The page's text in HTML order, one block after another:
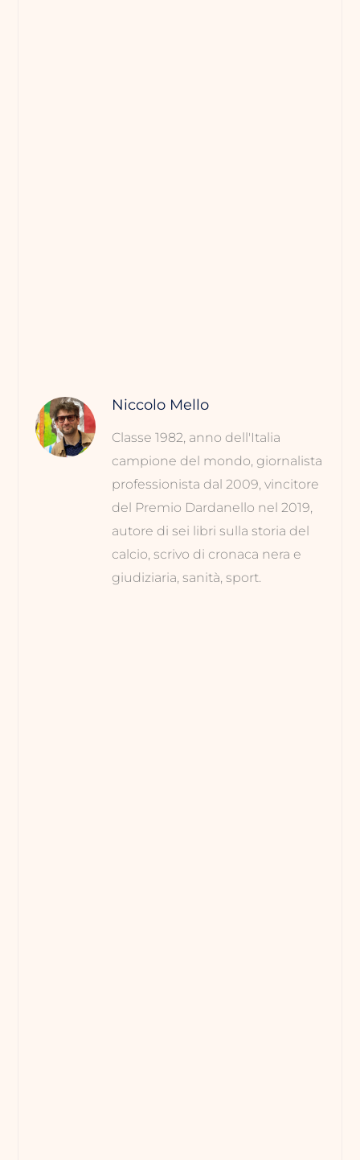
Niccolo Mello
Classe 1982, anno dell'Italia
campione del mondo, giornalista
professionista dal 2009, vincitore
del Premio Dardanello nel 2019,
autore di sei libri sulla storia del
calcio, scrivo di cronaca nera e
giudiziaria, sanità, sport.